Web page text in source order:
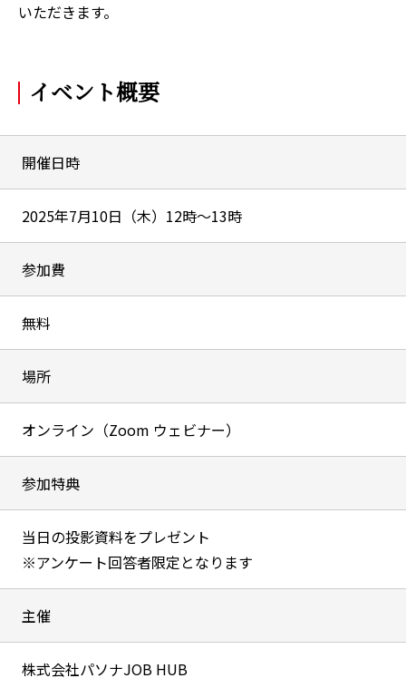
いただきます。
イベント概要
開催日時
2025年7月10日（木）12時～13時
参加費
無料
場所
オンライン（Zoom ウェビナー）
参加特典
当日の投影資料をプレゼント
※アンケート回答者限定となります
主催
株式会社パソナJOB HUB